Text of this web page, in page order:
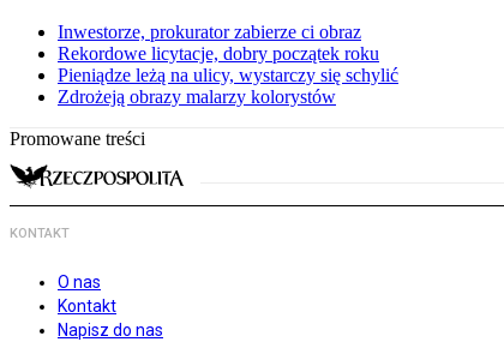
Inwestorze, prokurator zabierze ci obraz
Rekordowe licytacje, dobry początek roku
Pieniądze leżą na ulicy, wystarczy się schylić
Zdrożeją obrazy malarzy kolorystów
Promowane treści
KONTAKT
O nas
Kontakt
Napisz do nas